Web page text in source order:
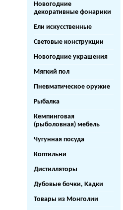
Новогодние
декоративные фонарики
Ели искусственные
Световые конструкции
Новогодние украшения
Мягкий пол
Пневматическое оружие
Рыбалка
Кемпинговая
(рыболовная) мебель
Чугунная посуда
Коптильни
Дистилляторы
Дубовые бочки, Кадки
Товары из Монголии